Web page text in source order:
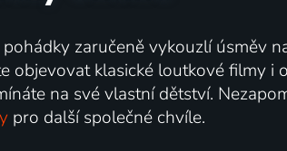
zaručeně vykouzlí úsměv
objevovat klasické loutkové filmy i
na své vlastní dětství.
pro další společné chvíle.